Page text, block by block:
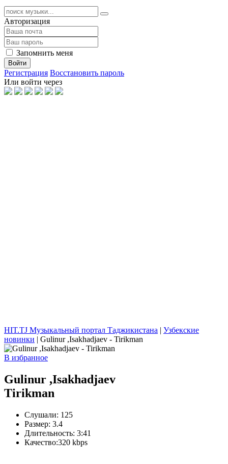
Авторизация
Запомнить меня
Войти
Регистрация Восстановить пароль
Или войти через
HIT.TJ Музыкальный портал Таджикистана | Узбекские
новинки | Gulinur ,Isakhadjaev - Tirikman
В избранное
Gulinur ,Isakhadjaev
Tirikman
Слушали: 125
Размер: 3.4
Длительность: 3:41
Качество:320 kbps